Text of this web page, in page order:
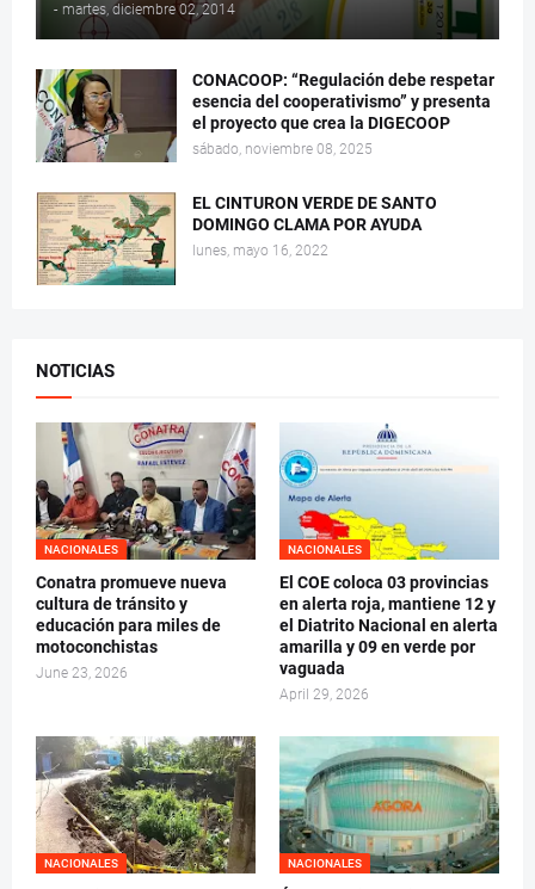
- martes, diciembre 02, 2014
CONACOOP: “Regulación debe respetar
esencia del cooperativismo” y presenta
el proyecto que crea la DIGECOOP
sábado, noviembre 08, 2025
EL CINTURON VERDE DE SANTO
DOMINGO CLAMA POR AYUDA
lunes, mayo 16, 2022
NOTICIAS
NACIONALES
Conatra promueve nueva
cultura de tránsito y
educación para miles de
motoconchistas
June 23, 2026
NACIONALES
El COE coloca 03 provincias
en alerta roja, mantiene 12 y
el Diatrito Nacional en alerta
amarilla y 09 en verde por
vaguada
April 29, 2026
NACIONALES NACIONALES